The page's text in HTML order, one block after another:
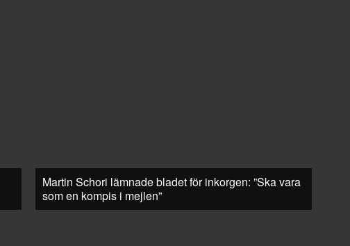
Martin Schori lämnade bladet för inkorgen: ”Ska vara
som en kompis i mejlen”